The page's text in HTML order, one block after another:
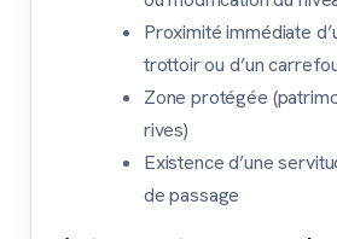
Proximité immédiate
trottoir ou d’un
Zone protégée
rives)
Existence d’une
de passage